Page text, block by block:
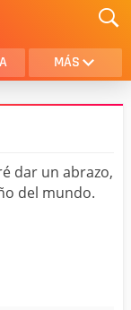
MÁS
AMOR
HIJA
dar un abrazo,
del mundo.